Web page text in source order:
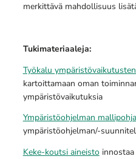
merkittävä mahdollisuus
Tukimateriaaleja:
Työkalu
kartoittamaan oman
ympäristövaikutuksia
Ympäristöohjelman mallipohja
ympäristöohjelman/-
Keke-koutsi aineisto